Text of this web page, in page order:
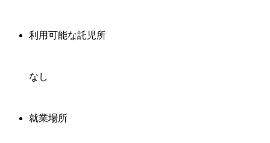
利用可能な託児所
なし
就業場所